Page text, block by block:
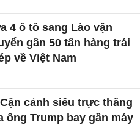
4 ô tô sang Lào vận
gần 50 tấn hàng trái
về Việt Nam
Cận cảnh siêu trực thăng
ông Trump bay gần máy